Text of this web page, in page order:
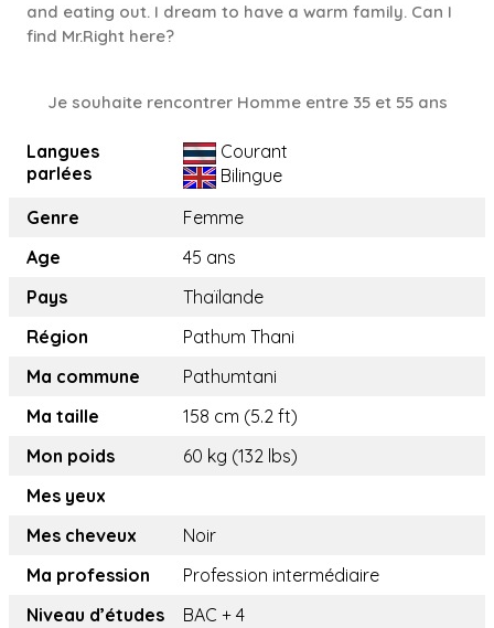
and eating out. I dream to have a warm family. Can I
find Mr.Right here?
Je souhaite rencontrer Homme entre 35 et 55 ans
Langues
parlées
Courant
Bilingue
Genre
Femme
Age
45 ans
Pays
Thaïlande
Région
Pathum Thani
Ma commune
Pathumtani
Ma taille
158 cm (5.2 ft)
Mon poids
60 kg (132 lbs)
Mes yeux
Mes cheveux
Noir
Ma profession
Profession intermédiaire
Niveau d’études
BAC + 4